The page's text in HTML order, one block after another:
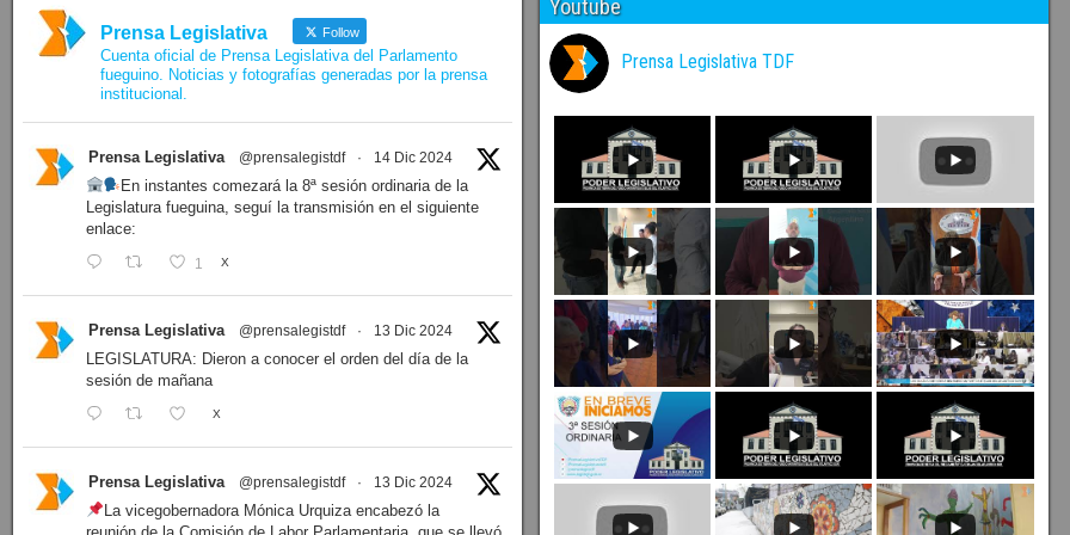
Prensa Legislativa Follow
Cuenta oficial de Prensa Legislativa del Parlamento
fueguino. Noticias y fotografías generadas por la prensa
institucional.
Prensa Legislativa @prensalegistdf · 14 Dic 2024
En instantes comezará la 8ª sesión ordinaria de la
Legislatura fueguina, seguí la transmisión en el siguiente
enlace:
1 X
Prensa Legislativa @prensalegistdf · 13 Dic 2024
LEGISLATURA: Dieron a conocer el orden del día de la
sesión de mañana
X
Prensa Legislativa @prensalegistdf · 13 Dic 2024
La vicegobernadora Mónica Urquiza encabezó la
Youtube
Prensa Legislativa TDF